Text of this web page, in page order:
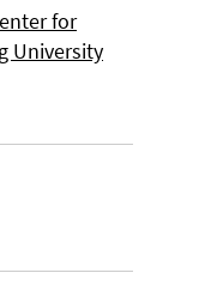
for
University